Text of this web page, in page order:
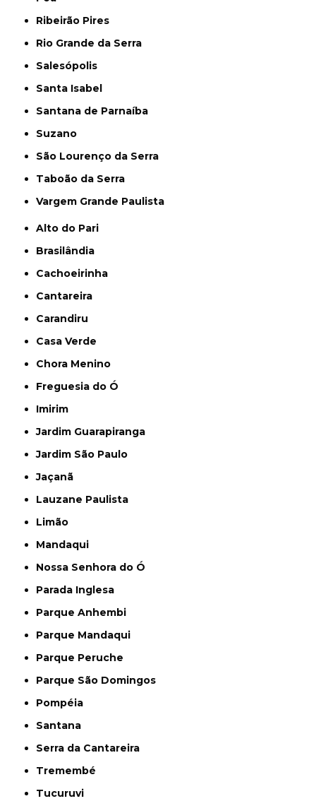
Ribeirão Pires
Rio Grande da Serra
Salesópolis
Santa Isabel
Santana de Parnaíba
Suzano
São Lourenço da Serra
Taboão da Serra
Vargem Grande Paulista
Alto do Pari
Brasilândia
Cachoeirinha
Cantareira
Carandiru
Casa Verde
Chora Menino
Freguesia do Ó
Imirim
Jardim Guarapiranga
Jardim São Paulo
Jaçanã
Lauzane Paulista
Limão
Mandaqui
Nossa Senhora do Ó
Parada Inglesa
Parque Anhembi
Parque Mandaqui
Parque Peruche
Parque São Domingos
Pompéia
Santana
Serra da Cantareira
Tremembé
Tucuruvi